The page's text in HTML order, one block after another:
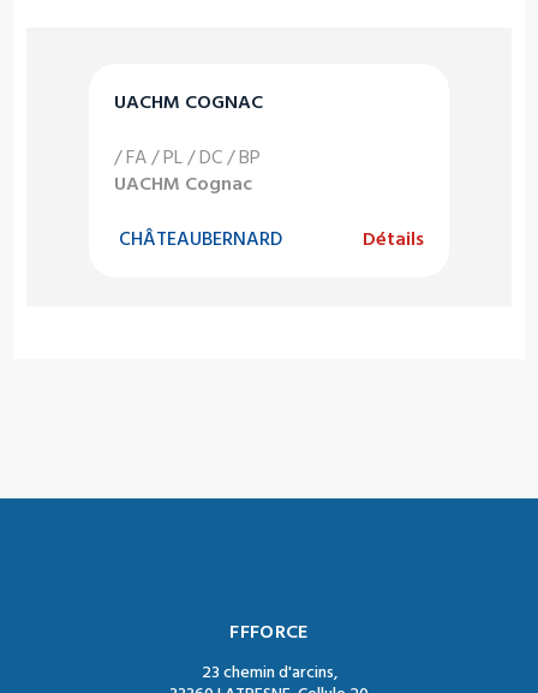
UACHM COGNAC
/ FA / PL / DC / BP
UACHM Cognac
CHÂTEAUBERNARD Détails
FFFORCE
23 chemin d'arcins,